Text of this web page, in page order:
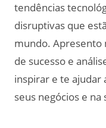
tendências
disruptivas que
mundo. Apresento
de sucesso e
inspirar e te ajudar
seus negócios e na